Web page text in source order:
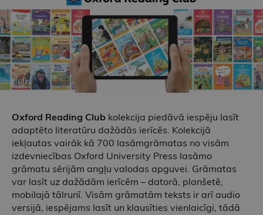
Oxford Reading Club kolekcija piedāvā iespēju lasīt
adaptēto literatūru dažādās ierīcēs. Kolekcijā
iekļautas vairāk kā 700 lasāmgrāmatas no visām
izdevniecības Oxford University Press lasāmo
grāmatu sērijām angļu valodas apguvei. Grāmatas
var lasīt uz dažādām ierīcēm – datorā, planšetē,
mobilajā tālrunī. Visām grāmatām teksts ir arī audio
versijā, iespējams lasīt un klausīties vienlaicīgi, tādā